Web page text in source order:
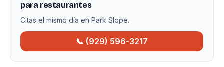
para restaurantes
Citas el mismo día en Park Slope.
📞 (929) 596-3217